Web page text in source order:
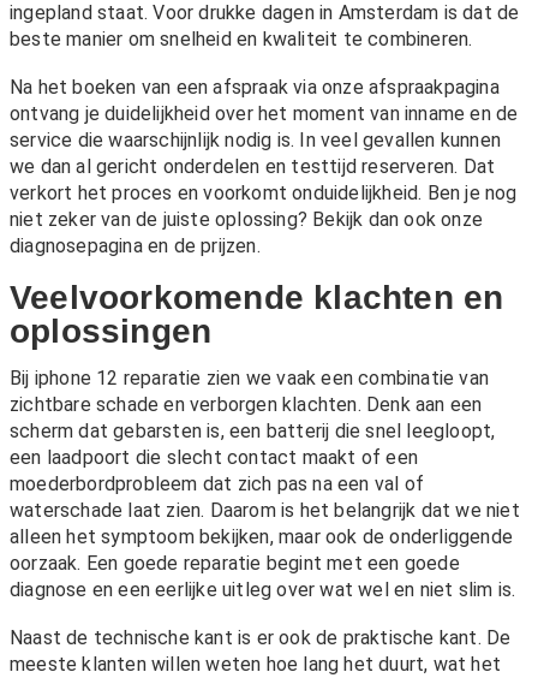
ingepland staat. Voor drukke dagen in Amsterdam is dat de
beste manier om snelheid en kwaliteit te combineren.
Na het boeken van een afspraak via onze afspraakpagina
ontvang je duidelijkheid over het moment van inname en de
service die waarschijnlijk nodig is. In veel gevallen kunnen
we dan al gericht onderdelen en testtijd reserveren. Dat
verkort het proces en voorkomt onduidelijkheid. Ben je nog
niet zeker van de juiste oplossing? Bekijk dan ook onze
diagnosepaginaen deprijzen.
Veelvoorkomende klachten en
oplossingen
Bij iphone 12 reparatie zien we vaak een combinatie van
zichtbare schade en verborgen klachten. Denk aan een
scherm dat gebarsten is, een batterij die snel leegloopt,
een laadpoort die slecht contact maakt of een
moederbordprobleem dat zich pas na een val of
waterschade laat zien. Daarom is het belangrijk dat we niet
alleen het symptoom bekijken, maar ook de onderliggende
oorzaak. Een goede reparatie begint met een goede
diagnose en een eerlijke uitleg over wat wel en niet slim is.
Naast de technische kant is er ook de praktische kant. De
meeste klanten willen weten hoe lang het duurt, wat het